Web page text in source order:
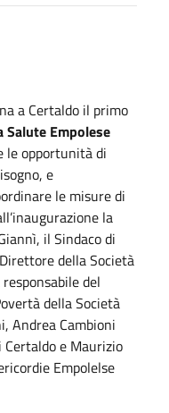
a Certaldo il primo
Salute Empolese
le opportunità di
e
le misure di
la
il Sindaco di
della Società
del
della Società
Andrea Cambioni
e Maurizio
Empolelse